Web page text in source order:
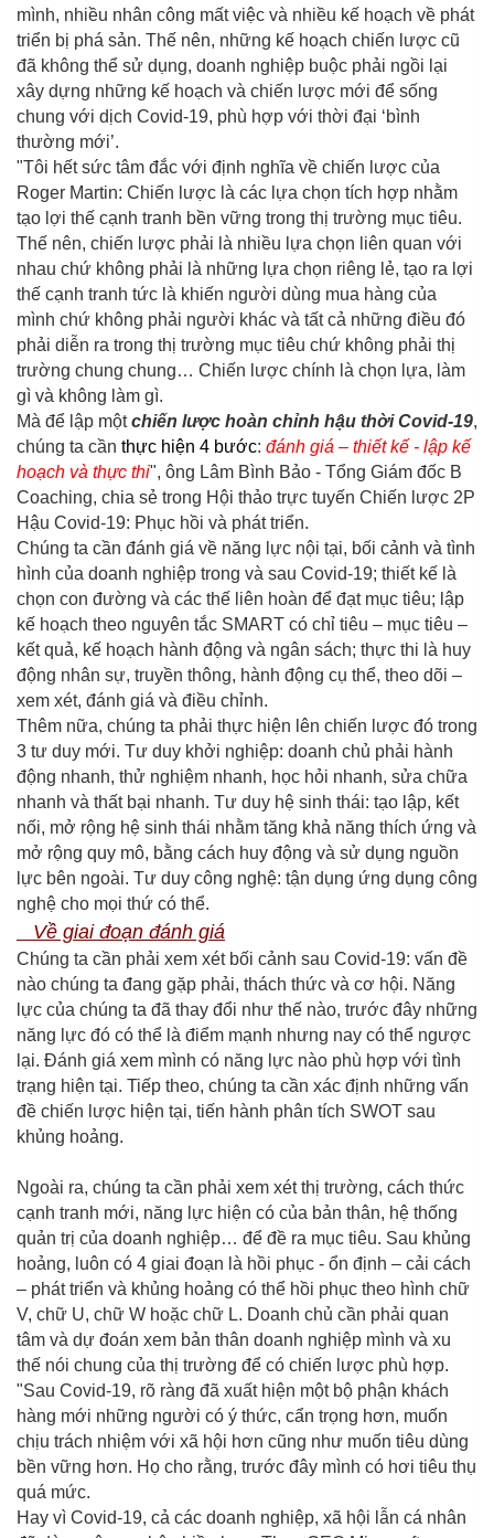
mình, nhiều nhân công mất việc và nhiều kế hoạch về phát
triển bị phá sản. Thế nên, những kế hoạch chiến lược cũ
đã không thể sử dụng, doanh nghiệp buộc phải ngồi lại
xây dựng những kế hoạch và chiến lược mới để sống
chung với dịch Covid-19, phù hợp với thời đại ‘bình
thường mới’.
"Tôi hết sức tâm đắc với định nghĩa về chiến lược của
Roger Martin: Chiến lược là các lựa chọn tích hợp nhằm
tạo lợi thế cạnh tranh bền vững trong thị trường mục tiêu.
Thế nên, chiến lược phải là nhiều lựa chọn liên quan với
nhau chứ không phải là những lựa chọn riêng lẻ, tạo ra lợi
thế cạnh tranh tức là khiến người dùng mua hàng của
mình chứ không phải người khác và tất cả những điều đó
phải diễn ra trong thị trường mục tiêu chứ không phải thị
trường chung chung… Chiến lược chính là chọn lựa, làm
gì và không làm gì.
Mà để lập mộtchiến lược hoàn chỉnh hậu thời Covid-19,
chúng ta cần thực hiện 4 bước: đánh giá – thiết kế - lập kế
hoạch và thực thi", ông Lâm Bình Bảo - Tổng Giám đốc B
Coaching, chia sẻ trong Hội thảo trực tuyến Chiến lược 2P
Hậu Covid-19: Phục hồi và phát triển.
Chúng ta cần đánh giá về năng lực nội tại, bối cảnh và tình
hình của doanh nghiệp trong và sau Covid-19; thiết kế là
chọn con đường và các thế liên hoàn để đạt mục tiêu; lập
kế hoạch theo nguyên tắc SMART có chỉ tiêu – mục tiêu –
kết quả, kế hoạch hành động và ngân sách; thực thi là huy
động nhân sự, truyền thông, hành động cụ thể, theo dõi –
xem xét, đánh giá và điều chỉnh.
Thêm nữa, chúng ta phải thực hiện lên chiến lược đó trong
3 tư duy mới. Tư duy khởi nghiệp: doanh chủ phải hành
động nhanh, thử nghiệm nhanh, học hỏi nhanh, sửa chữa
nhanh và thất bại nhanh. Tư duy hệ sinh thái: tạo lập, kết
nối, mở rộng hệ sinh thái nhằm tăng khả năng thích ứng và
mở rộng quy mô, bằng cách huy động và sử dụng nguồn
lực bên ngoài. Tư duy công nghệ: tận dụng ứng dụng công
nghệ cho mọi thứ có thể.
Về giai đoạn đánh giá
Chúng ta cần phải xem xét bối cảnh sau Covid-19: vấn đề
nào chúng ta đang gặp phải, thách thức và cơ hội. Năng
lực của chúng ta đã thay đổi như thế nào, trước đây những
năng lực đó có thể là điểm mạnh nhưng nay có thể ngược
lại. Đánh giá xem mình có năng lực nào phù hợp với tình
trạng hiện tại. Tiếp theo, chúng ta cần xác định những vấn
đề chiến lược hiện tại, tiến hành phân tích SWOT sau
khủng hoảng.
Ngoài ra, chúng ta cần phải xem xét thị trường, cách thức
cạnh tranh mới, năng lực hiện có của bản thân, hệ thống
quản trị của doanh nghiệp… để đề ra mục tiêu. Sau khủng
hoảng, luôn có 4 giai đoạn là hồi phục - ổn định – cải cách
– phát triển và khủng hoảng có thể hồi phục theo hình chữ
V, chữ U, chữ W hoặc chữ L. Doanh chủ cần phải quan
tâm và dự đoán xem bản thân doanh nghiệp mình và xu
thế nói chung của thị trường để có chiến lược phù hợp.
"Sau Covid-19, rõ ràng đã xuất hiện một bộ phận khách
hàng mới những người có ý thức, cẩn trọng hơn, muốn
chịu trách nhiệm với xã hội hơn cũng như muốn tiêu dùng
bền vững hơn. Họ cho rằng, trước đây mình có hơi tiêu thụ
quá mức.
Hay vì Covid-19, cả các doanh nghiệp, xã hội lẫn cá nhân